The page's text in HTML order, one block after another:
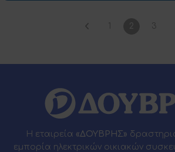
3
Η εταιρεία «ΔΟΥΒΡΗΣ»
εμπορία ηλεκτρικών οικιακών